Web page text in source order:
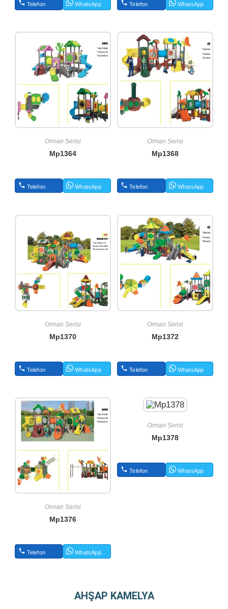
Telefon WhatsApp Telefon WhatsApp
Orman Serisi
Mp1364
Telefon WhatsApp
Orman Serisi
Mp1368
Telefon WhatsApp
Orman Serisi
Mp1370
Telefon WhatsApp
Orman Serisi
Mp1372
Telefon WhatsApp
Orman Serisi
Mp1376
Telefon WhatsApp
Orman Serisi
Mp1378
Telefon WhatsApp
AHŞAP KAMELYA